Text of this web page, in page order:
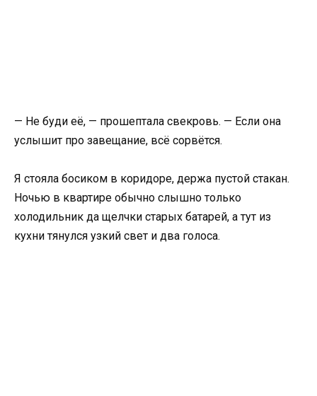
— Не буди её, — прошептала свекровь. — Если она
услышит про завещание, всё сорвётся.
Я стояла босиком в коридоре, держа пустой стакан.
Ночью в квартире обычно слышно только
холодильник да щелчки старых батарей, а тут из
кухни тянулся узкий свет и два голоса.